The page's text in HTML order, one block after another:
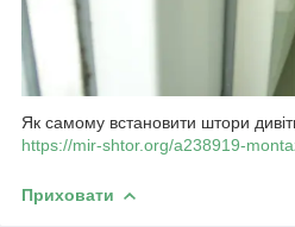
Як самому встановити штори
https://mir-shtor.org/a238919-
Приховати